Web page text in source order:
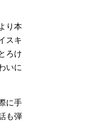
り本
スキ
ろけ
いに
に手
も弾